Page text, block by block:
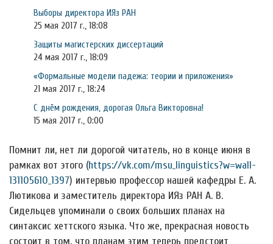
Выборы директора ИЯз РАН
25 мая 2017 г., 18:08
Защиты магистерских диссертаций
24 мая 2017 г., 18:09
«Формальные модели падежа: теории и приложения»
21 мая 2017 г., 18:24
С днём рождения, дорогая Ольга Викторовна!
15 мая 2017 г., 0:00
Помнит ли, нет ли дорогой читатель, но в конце июня в
рамках вот этого (https://vk.com/msu_linguistics?w=wall-
131105610_1397) интервью профессор нашей кафедры Е. А.
Лютикова и заместитель директора ИЯз РАН А. В.
Сидельцев упоминали о своих больших планах на
синтаксис хеттского языка. Что же, прекрасная новость
состоит в том, что планам этим теперь предстоит